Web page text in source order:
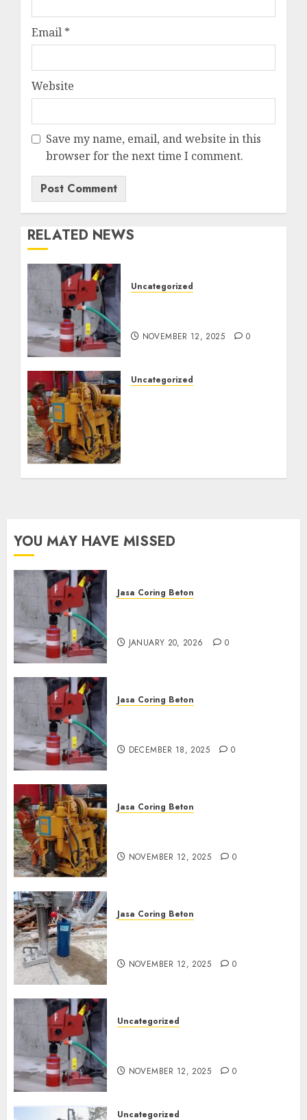
Email *
Website
Save my name, email, and website in this
browser for the next time I comment.
RELATED NEWS
Uncategorized
NOVEMBER 12, 2025 0
Uncategorized
YOU MAY HAVE MISSED
Jasa Coring Beton
JANUARY 20, 2026 0
Jasa Coring Beton
DECEMBER 18, 2025 0
Jasa Coring Beton
NOVEMBER 12, 2025 0
Jasa Coring Beton
NOVEMBER 12, 2025 0
Uncategorized
NOVEMBER 12, 2025 0
Uncategorized